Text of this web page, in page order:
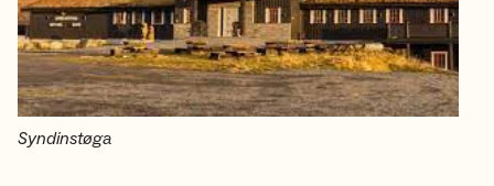
Syndinstøga